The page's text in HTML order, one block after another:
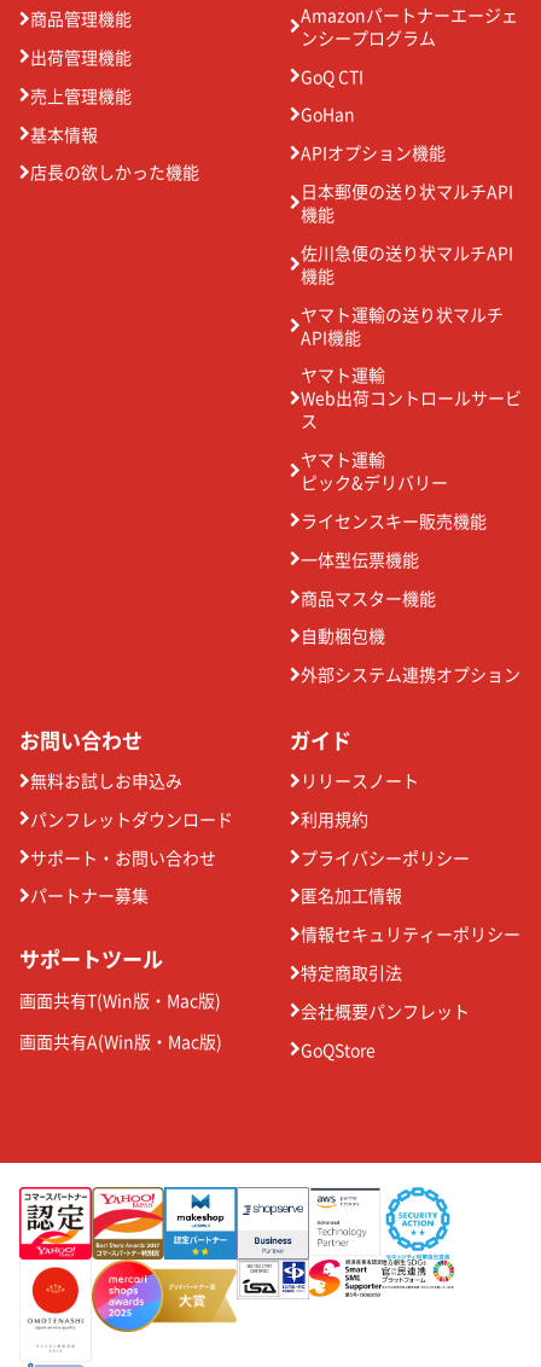
商品管理機能
出荷管理機能
売上管理機能
基本情報
店長の欲しかった機能
Amazonパートナーエージェ
ンシープログラム
GoQ CTI
GoHan
APIオプション機能
日本郵便の送り状マルチAPI
機能
佐川急便の送り状マルチAPI
機能
ヤマト運輸の送り状マルチ
API機能
ヤマト運輸
Web出荷コントロールサービ
ス
ヤマト運輸
ピック&デリバリー
ライセンスキー販売機能
一体型伝票機能
商品マスター機能
自動梱包機
外部システム連携オプション
お問い合わせ
無料お試しお申込み
パンフレットダウンロード
サポート・お問い合わせ
パートナー募集
サポートツール
画面共有T(Win版 ・ Mac版)
画面共有A(Win版 ・ Mac版)
ガイド
リリースノート
利用規約
プライバシーポリシー
匿名加工情報
情報セキュリティーポリシー
特定商取引法
会社概要パンフレット
GoQStore